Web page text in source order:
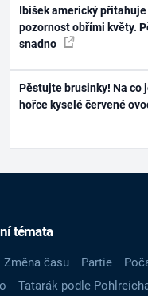
Ibišek americký přitahuje
pozornost obřími květy.
snadno
Pěstujte brusinky! Na co
hořce kyselé červené
témata
Změna času Partie
Tatarák podle